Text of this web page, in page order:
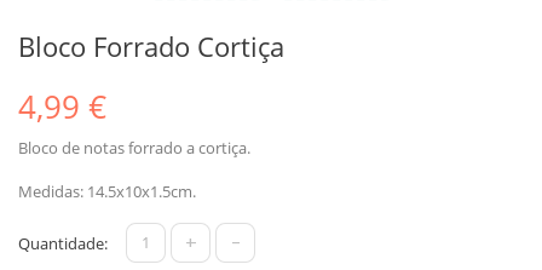
Bloco Forrado Cortiça
4,99 €
Bloco de notas forrado a cortiça.
Medidas: 14.5x10x1.5cm.
Quantidade: + -